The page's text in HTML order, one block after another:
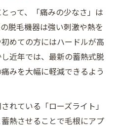
って、「痛みの少なさ」は
脱毛機器は強い刺激や熱を
めての方にはハードルが高
近年では、最新の蓄熱式脱
みを大幅に軽減できるよう
れている「ローズライト」
熱させることで毛根にアプ